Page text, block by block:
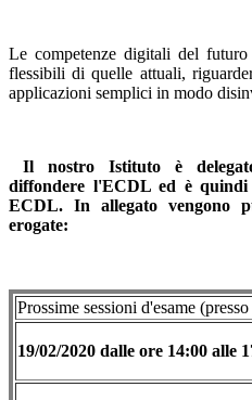
Le competenze digitali del
flessibili di quelle attuali,
applicazioni semplici in modo
Il nostro Istituto è
diffondere l'ECDL ed è
ECDL. In allegato vengono
erogate:
Prossime sessioni d'esame
19/02/2020 dalle ore 14:00 alle